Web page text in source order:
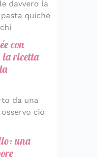
davvero la
quiche
con
la ricetta
da una
ciò
una